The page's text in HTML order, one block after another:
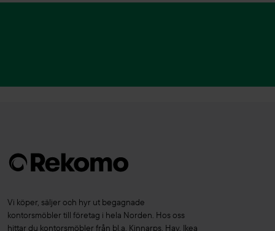
Vi köper, säljer och hyr ut begagnade
kontorsmöbler till företag i hela Norden. Hos oss
hittar du kontorsmöbler från bl.a. Kinnarps, Hay, Ikea